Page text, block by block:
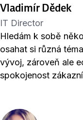
Vladimír Dědek
IT Director
Hledám k sobě
osahat si různá
vývoj, zároveň ale
spokojenost